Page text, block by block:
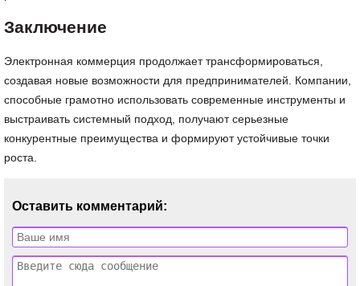
Заключение
Электронная коммерция продолжает трансформироваться,
создавая новые возможности для предпринимателей. Компании,
способные грамотно использовать современные инструменты и
выстраивать системный подход, получают серьезные
конкурентные преимущества и формируют устойчивые точки
роста.
Оставить комментарий: